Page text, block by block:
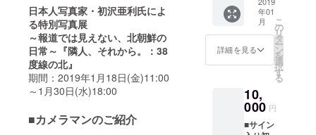
日本人写真家・初沢亜利氏によ
る特別写真展
～報道では見えない、北朝鮮の
日常～ 『隣人、それから。：38
度線の北』
期間：2019年1月18日(金)11:00
～1月30日(水)18:00
■カメラマンのご紹介
12:00に
カフェ
スロー
にて開
催され
る「キ
けワー
ク
ショッ
プ」ご
年01
月
詳細を見る
こ
の
リ
タ
ー
ン
を
選
択
す
る
10,
000 円
■サイン